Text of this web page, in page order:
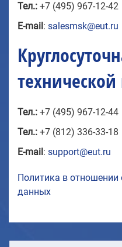
Тел.: +7 (495) 967-12-42
E-mail : salesmsk@eut.ru
Тел.: +7 (495) 967-12-44
Тел.: +7 (812) 336-33-18
E-mail : support@eut.ru
Политика в
данных